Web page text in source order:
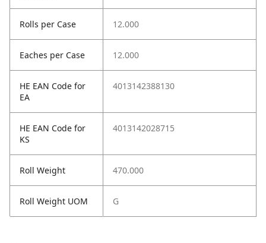
Rolls per Case 12.000
Eaches per Case 12.000
HE EAN Code for
EA
4013142388130
HE EAN Code for
KS
4013142028715
Roll Weight 470.000
Roll Weight UOM G